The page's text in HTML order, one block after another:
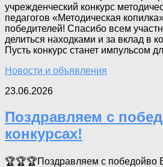
учрежденческий конкурс
педагогов «Методическая
победителей! Спасибо всем
делиться находками и за вклад в
Пусть конкурс станет импульсом
Новости и объявления
23.06.2026
Поздравляем с
конкурсах!
🏆🏆🏆Поздравляем с победойво